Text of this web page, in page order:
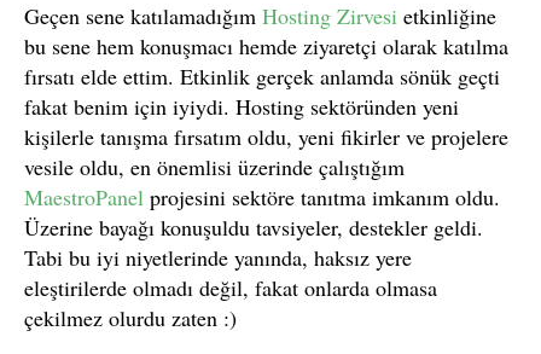
Geçen sene katılamadığım Hosting Zirvesi etkinliğine
bu sene hem konuşmacı hemde ziyaretçi olarak katılma
fırsatı elde ettim. Etkinlik gerçek anlamda sönük geçti
fakat benim için iyiydi. Hosting sektöründen yeni
kişilerle tanışma fırsatım oldu, yeni fikirler ve projelere
vesile oldu, en önemlisi üzerinde çalıştığım
MaestroPanel projesini sektöre tanıtma imkanım oldu.
Üzerine bayağı konuşuldu tavsiyeler, destekler geldi.
Tabi bu iyi niyetlerinde yanında, haksız yere
eleştirilerde olmadı değil, fakat onlarda olmasa
çekilmez olurdu zaten :)